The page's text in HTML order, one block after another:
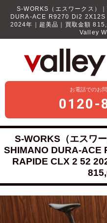
S-WORKS（エスワークス）
DURA-ACE R9270 Di2
2024年｜超美品｜買取金額
Valley
お電話でのお
0120-
S-WORKS（エスワ
SHIMANO DURA-ACE
RAPIDE CLX 2 52